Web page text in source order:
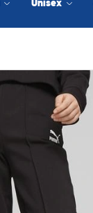
Unisex